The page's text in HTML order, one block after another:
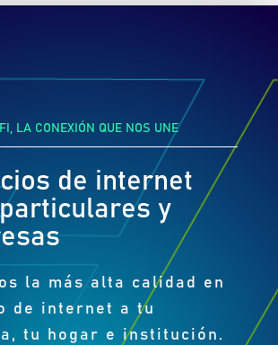
LA CONEXIÓN QUE NOS UNE
de internet
y
la más alta calidad en
de internet a tu
tu hogar e institución.